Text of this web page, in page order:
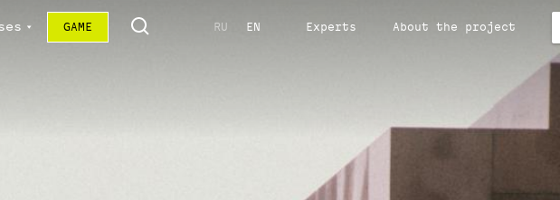
GAME RU EN Experts About the project